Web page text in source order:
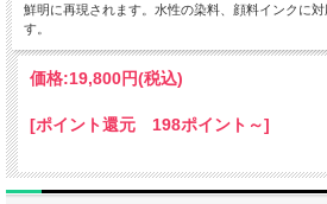
鮮明に再現されます。水性の染料、顔料インクに
す。
価格:19,800円(税込)
[ポイント還元 198ポイント～]